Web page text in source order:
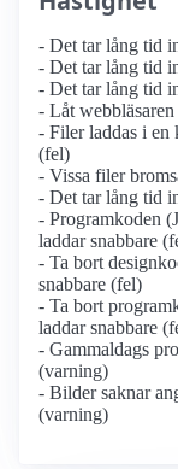
- Det tar lång tid
- Det tar lång tid
- Det tar lång tid
- Låt
- Filer laddas i en
(fel)
- Vissa filer
- Det tar lång tid
- Programkoden
laddar snabbare
- Ta bort
snabbare (fel)
- Ta bort
laddar snabbare
- Gammaldags
(varning)
- Bilder saknar
(varning)